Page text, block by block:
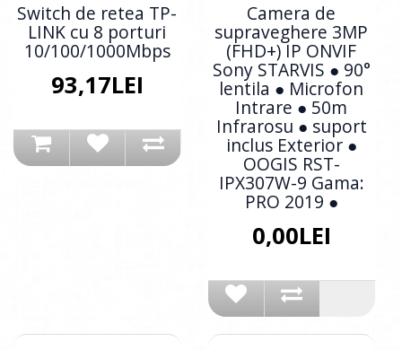
Switch de retea TP-
LINK cu 8 porturi
10/100/1000Mbps
93,17LEI
Camera de
supraveghere 3MP
(FHD+) IP ONVIF
Sony STARVIS ● 90°
lentila ● Microfon
Intrare ● 50m
Infrarosu ● suport
inclus Exterior ●
OOGIS RST-
IPX307W-9 Gama:
PRO 2019 ●
0,00LEI